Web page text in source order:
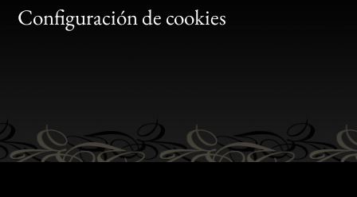
Configuración de cookies